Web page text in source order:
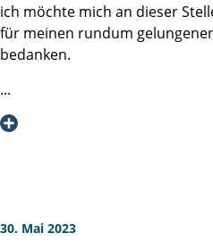
ich möchte mich an dieser
für meinen rundum
bedanken.
Ab dem ersten Kontakt zu
Video-Call, Empfang in der
Reha-Maßnahme durch das
30. Mai 2023